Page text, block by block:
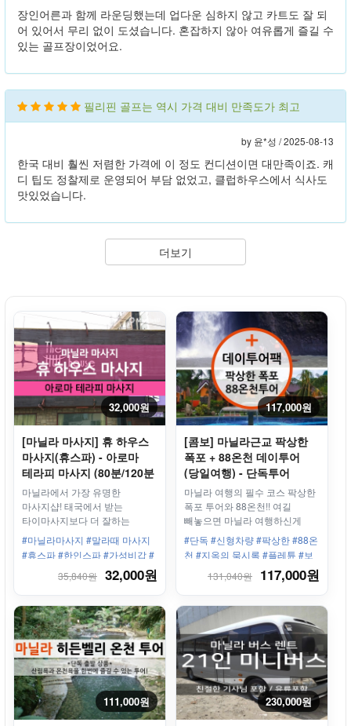
장인어른과 함께 라운딩했는데 업다운 심하지 않고 카트도 잘 되
어 있어서 무리 없이 도셨습니다. 혼잡하지 않아 여유롭게 즐길 수
있는 골프장이었어요.
필리핀 골프는 역시 가격 대비 만족도가 최고
by 윤*성 /2025-08-13
한국 대비 훨씬 저렴한 가격에 이 정도 컨디션이면 대만족이죠. 캐
디 팁도 정찰제로 운영되어 부담 없었고, 클럽하우스에서 식사도
맛있었습니다.
더보기
32,000원
[마닐라 마사지] 휴 하우스
마사지(휴스파) - 아로마
테라피 마사지 (80분/120분
택 1)
마닐라에서 가장 유명한
마사지샵! 태국에서 받는
타이마사지보다 더 잘하는
태국마사지!
#마닐라마사지 #말라때 마사지
#휴스파 #한인스파 #가성비갑 #
휴하우스마사지 #드라이마사지
#발마사지
35,840원 32,000원
117,000원
[콤보] 마닐라근교 팍상한
폭포 + 88온천 데이투어
(당일여행) - 단독투어
마닐라 여행의 필수 코스 팍상한
폭포 투어와 88온천!! 여길
빼놓으면 마닐라 여행하신게
아니죠!
#단독 #신형차량 #팍상한 #88온
천 #지옥의 묵시록 #플레튠 #보
트맨 #급류타기 #마닐라출발
131,040원 117,000원
111,000원 230,000원